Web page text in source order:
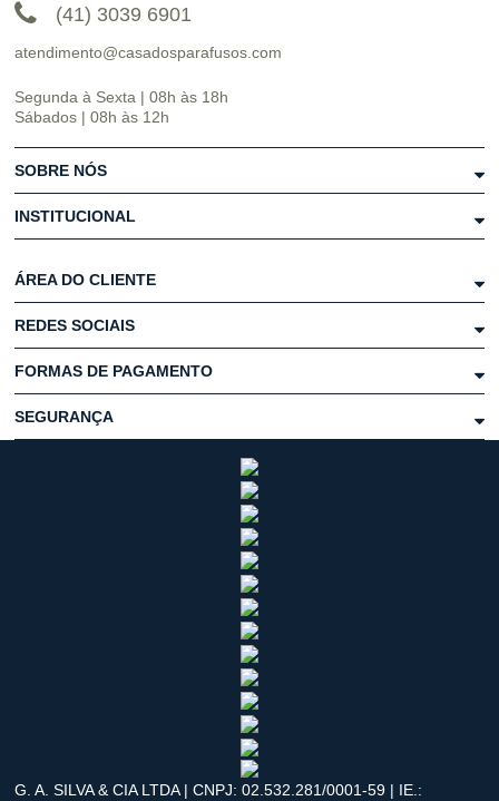
(41) 3039 6901
atendimento@casadosparafusos.com
Segunda à Sexta | 08h às 18h
Sábados | 08h às 12h
SOBRE NÓS
INSTITUCIONAL
ÁREA DO CLIENTE
REDES SOCIAIS
FORMAS DE PAGAMENTO
SEGURANÇA
G. A. SILVA & CIA LTDA | CNPJ: 02.532.281/0001-59 | IE.: